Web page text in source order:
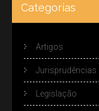
Categorias
Artigos
Jurisprudências
Legislação